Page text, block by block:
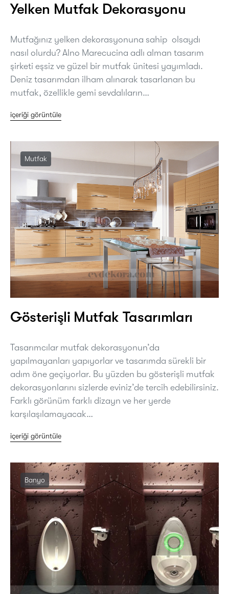
Yelken Mutfak Dekorasyonu
Mutfağınız yelken dekorasyonuna sahip olsaydı
nasıl olurdu? Alno Marecucina adlı alman tasarım
şirketi eşsiz ve güzel bir mutfak ünitesi yayımladı.
Deniz tasarımdan ilham alınarak tasarlanan bu
mutfak, özellikle gemi sevdalıların…
içeriği görüntüle
Mutfak
Gösterişli Mutfak Tasarımları
Tasarımcılar mutfak dekorasyonun’da
yapılmayanları yapıyorlar ve tasarımda sürekli bir
adım öne geçiyorlar. Bu yüzden bu gösterişli mutfak
dekorasyonlarını sizlerde eviniz’de tercih edebilirsiniz.
Farklı görünüm farklı dizayn ve her yerde
karşılaşılamayacak…
içeriği görüntüle
Banyo